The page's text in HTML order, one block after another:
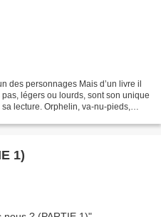
des personnages Mais d’un livre il
légers ou lourds, sont son unique
lecture. Orphelin, va-nu-pieds,
1)